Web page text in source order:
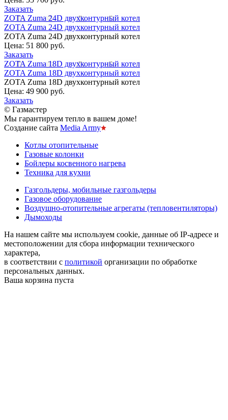
Заказать
ZOTA Zuma 24D двухконтурный котел
ZOTA Zuma 24D двухконтурный котел
ZOTA Zuma 24D двухконтурный котел
Цена: 51 800 руб.
Заказать
ZOTA Zuma 18D двухконтурный котел
ZOTA Zuma 18D двухконтурный котел
ZOTA Zuma 18D двухконтурный котел
Цена: 49 900 руб.
Заказать
© Газмастер
Мы гарантируем тепло в вашем доме!
Создание сайта Media Army
Котлы отопительные
Газовые колонки
Бойлеры косвенного нагрева
Техника для кухни
Газгольдеры, мобильные газгольдеры
Газовое оборудование
Воздушно-отопительные агрегаты (тепловентиляторы)
Дымоходы
На нашем сайте мы используем cookie, данные об IP-адресе и
местоположении для сбора информации технического
характера,
в соответствии с политикой организации по обработке
персональных данных.
Ваша корзина пуста